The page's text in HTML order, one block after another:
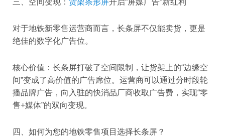
三、空间变现： 货架条形屏开启“屏媒广告”新红利
对于地铁新零售运营商而言，长条屏不仅能卖货，更是
绝佳的数字化广告位。
核心价值：长条屏打破了空间限制，让货架上的“边缘空
间”变成了高价值的广告席位。运营商可以通过分时段轮
播品牌广告，向入驻的快消品厂商收取广告费，实现“零
售+媒体”的双向变现。
四、如何为您的地铁零售项目选择长条屏？